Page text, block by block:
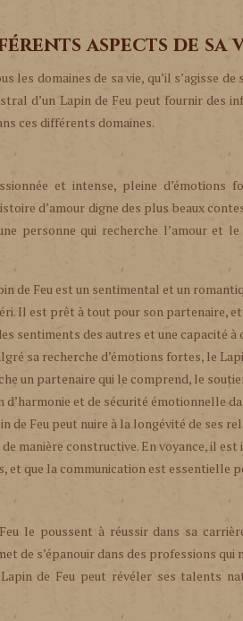
aspects de sa
les domaines de sa vie, qu’il s’agisse
d’un Lapin de Feu peut fournir des
ces différents domaines.
et intense, pleine
d’amour digne des plus beaux
personne qui recherche l’amour et
de Feu est un sentimental et un
Il est prêt à tout pour son partenaire,
sentiments des autres et une capacité
sa recherche d’émotions fortes, le
un partenaire qui le comprend, le
d’harmonie et de sécurité émotionnelle
de Feu peut nuire à la longévité de ses
manière constructive. En voyance, il
et que la communication est essentielle
le poussent à réussir dans sa
de s’épanouir dans des professions
de Feu peut révéler ses talents